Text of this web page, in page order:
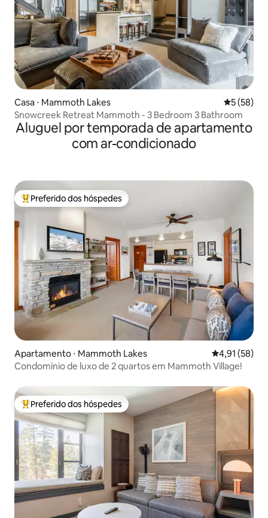
Casa ⋅ Mammoth Lakes 5 de uma
5 (58)
Snowcreek Retreat Mammoth - 3 Bedroom 3 Bathroom
Aluguel por temporada de apartamento
com ar-condicionado
Entre os melhores preferidos dos hóspedes
Preferido dos hóspedes
Apartamento ⋅ Mammoth Lakes 4,91 de uma
4,91 (58)
Condomínio de luxo de 2 quartos em Mammoth Village!
Entre os melhores preferidos dos hóspedes
Preferido dos hóspedes